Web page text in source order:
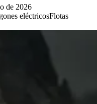
de 2026
eléctricosFlotas